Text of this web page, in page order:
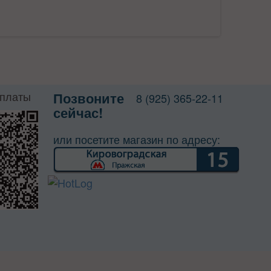
Позвоните
сейчас!
8 (925) 365-22-11
или посетите магазин по адресу: